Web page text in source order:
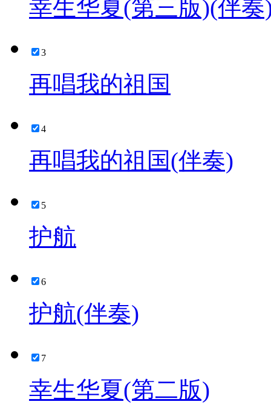
幸生华夏(第三版)(伴奏
3
再唱我的祖国
4
再唱我的祖国(伴奏)
5
护航
6
护航(伴奏)
7
幸生华夏(第二版)